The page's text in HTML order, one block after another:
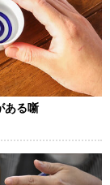
ある噺